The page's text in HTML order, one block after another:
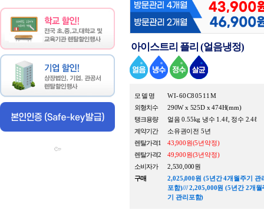
아이스트리 플리 (얼음냉정)
모 델 명
WI-60C80511M
외형치수
290W x 525D x 474H(mm)
탱크용량
얼음 0.55kg 냉수 1.4ℓ, 정수 2.4ℓ
계약기간
소유권이전 5년
렌탈가격1
43,900원(5년약정)
렌탈가격2
49,900원(3년약정)
소비자가
2,530,000원
구매
2,025,000원 (5년간 4개월주기 관
포함)/// 2,205,000원 (5년간 2개월
기 관리포함)